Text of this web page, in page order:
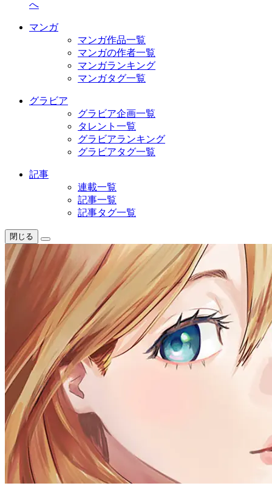
へ
マンガ
マンガ作品一覧
マンガの作者一覧
マンガランキング
マンガタグ一覧
グラビア
グラビア企画一覧
タレント一覧
グラビアランキング
グラビアタグ一覧
記事
連載一覧
記事一覧
記事タグ一覧
閉じる